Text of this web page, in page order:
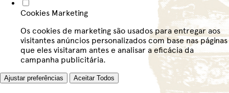
Cookies Marketing
Os cookies de marketing são usados para entregar aos
visitantes anúncios personalizados com base nas páginas
que eles visitaram antes e analisar a eficácia da
campanha publicitária.
Ajustar preferências Aceitar Todos